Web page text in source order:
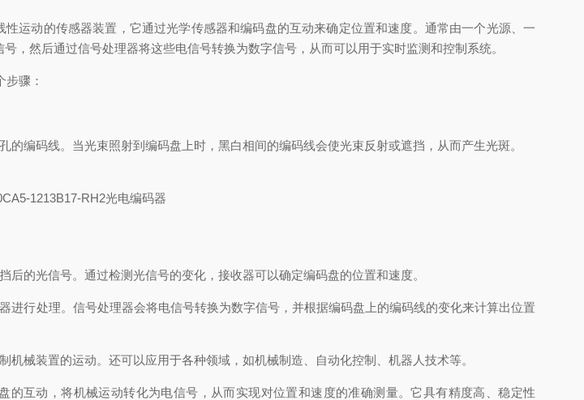
动的传感器装置，它通过光学传感器和编码盘的互动来确定位置和速度。通常由一个光源、一
，然后通过信号处理器将这些电信号转换为数字信号，从而可以用于实时监测和控制系统。
步骤：
码线。当光束照射到编码盘上时，黑白相间的编码线会使光束反射或遮挡，从而产生光斑。
的光信号。通过检测光信号的变化，接收器可以确定编码盘的位置和速度。
行处理。信号处理器会将电信号转换为数字信号，并根据编码盘上的编码线的变化来计算出位置
装置的运动。还可以应用于各种领域，如机械制造、自动化控制、机器人技术等。
互动，将机械运动转化为电信号，从而实现对位置和速度的准确测量。它具有精度高、稳定性